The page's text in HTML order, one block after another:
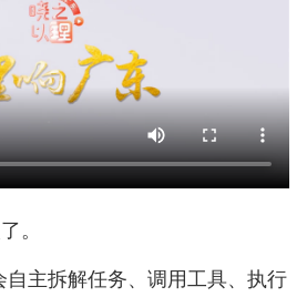
。
主拆解任务、调用工具、执行